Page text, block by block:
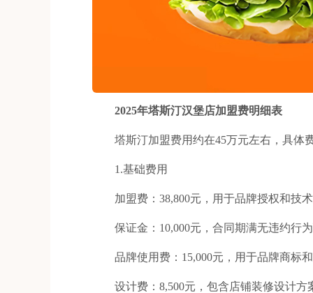
2025年塔斯汀汉堡店加盟费明细表
塔斯汀加盟费用约在45万元左右，具体费
1.基础费用
加盟费：38,800元，用于品牌授权和技术
保证金：10,000元，合同期满无违约行为
品牌使用费：15,000元，用于品牌商标和
设计费：8,500元，包含店铺装修设计方